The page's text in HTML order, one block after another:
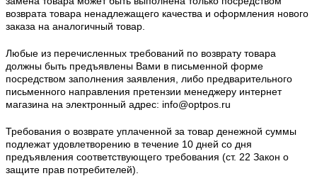
возврата товара ненадлежащего качества и оформления нового
заказа на аналогичный товар.
Любые из перечисленных требований по возврату товара
должны быть предъявлены Вами в письменной форме
посредством заполнения заявления, либо предварительного
письменного направления претензии менеджеру интернет
магазина на электронный адрес: info@optpos.ru
Требования о возврате уплаченной за товар денежной суммы
подлежат удовлетворению в течение 10 дней со дня
предъявления соответствующего требования (ст. 22 Закон о
защите прав потребителей).